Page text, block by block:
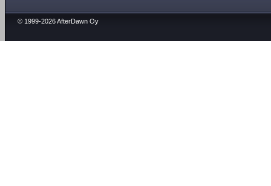
© 1999-2026 AfterDawn Oy